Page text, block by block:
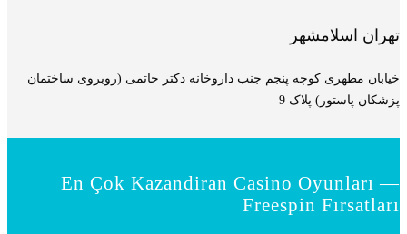
تهران اسلامشهر
خیابان مطهری کوچه پنجم جنب داروخانه دکتر حاتمی (روبروی ساختمان
پزشکان پاستور) پلاک 9
En Çok Kazandiran Casino Oyunları —
Freespin Fırsatları